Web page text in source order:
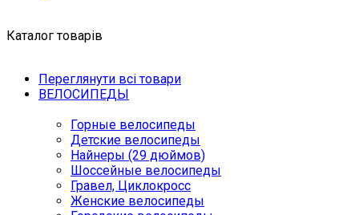
Каталог товарів
Переглянути всі товари
ВЕЛОСИПЕДЫ
Горные велосипеды
Детские велосипеды
Найнеры (29 дюймов)
Шоссейные велосипеды
Гравел, Циклокросс
Женские велосипеды